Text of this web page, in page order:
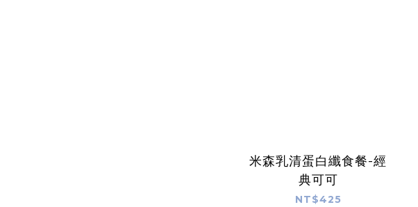
米森乳清蛋白纖食餐-經
典可可
NT$425